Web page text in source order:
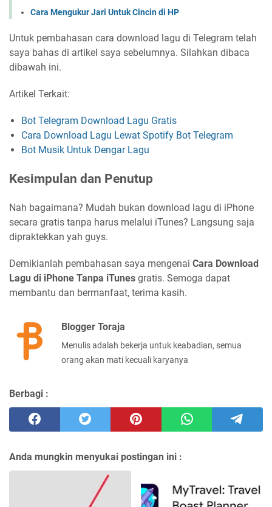
Cara Mengukur Jari Untuk Cincin di HP
Untuk pembahasan cara download lagu di Telegram telah
saya bahas di artikel saya sebelumnya. Silahkan dibaca
dibawah ini.
Artikel Terkait:
Bot Telegram Download Lagu Gratis
Cara Download Lagu Lewat Spotify Bot Telegram
Bot Musik Untuk Dengar Lagu
Kesimpulan dan Penutup
Nah bagaimana? Mudah bukan download lagu di iPhone
secara gratis tanpa harus melalui iTunes? Langsung saja
dipraktekkan yah guys.
Demikianlah pembahasan saya mengenai Cara Download
Lagu di iPhone Tanpa iTunes gratis. Semoga dapat
membantu dan bermanfaat, terima kasih.
Blogger Toraja
Menulis adalah bekerja untuk keabadian, semua
orang akan mati kecuali karyanya
Berbagi :
Anda mungkin menyukai postingan ini :